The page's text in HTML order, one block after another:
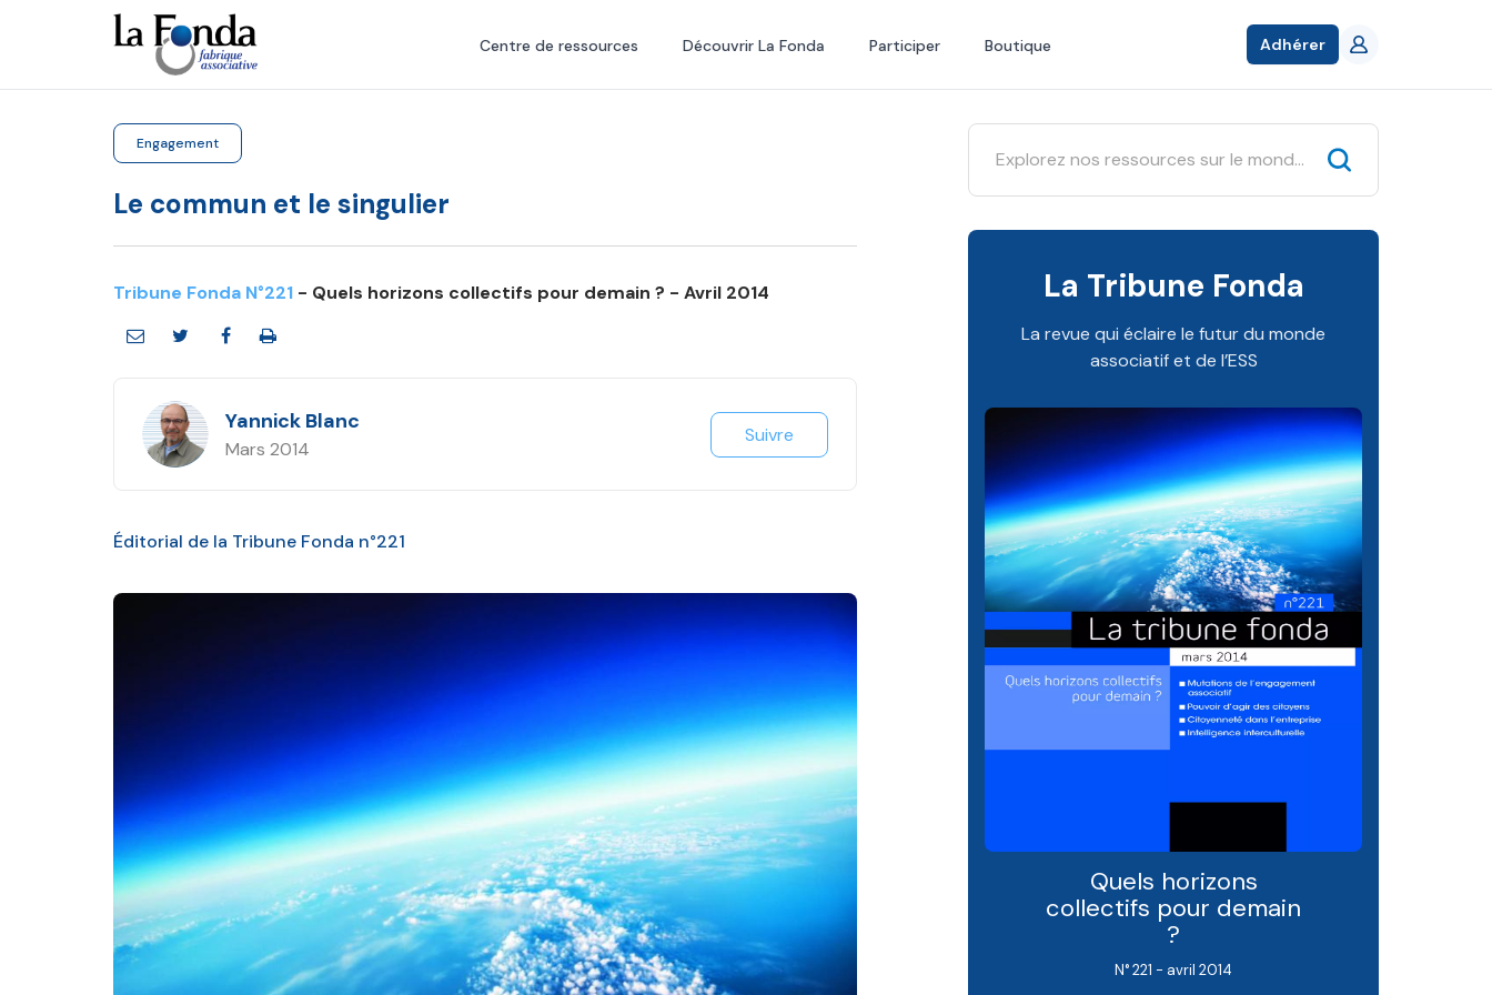
principal
Centre de ressources Découvrir La Fonda Participer Boutique Adhérer
Engagement
Le commun et le singulier
Tribune Fonda N°221 - Quels horizons collectifs pour demain ? - Avril 2014
Yannick Blanc
Mars 2014
Suivre
Éditorial de la Tribune Fonda n°221
La Tribune Fonda
La revue qui éclaire le futur du monde
associatif et de l’ESS
Quels horizons
collectifs pour demain
?
N° 221 - avril 2014